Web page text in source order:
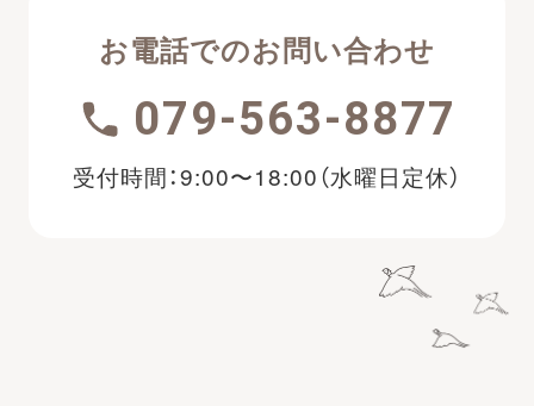
お電話でのお問い合わせ
079-563-8877
受付時間：9:00〜18:00（水曜日定休）